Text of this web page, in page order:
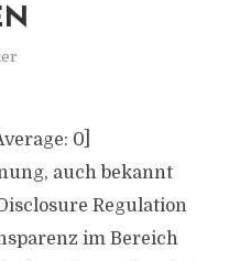
0]
auch bekannt
Regulation
im Bereich